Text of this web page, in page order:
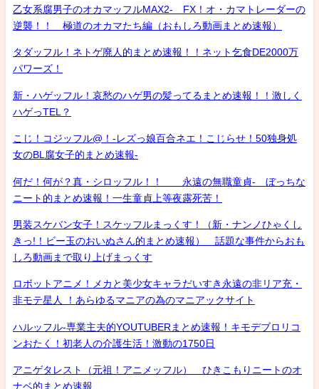
乙女系腐男子のオカマッフルMAX2- FX！オ・カマトレーダーの
逆襲！！ 極道のオカマたち編（おもしろ動画まとめ速報）
タダッフル！ネトゲ廃人的まとめ速報！！ネット乞食DE2000万
パワーズ！
新・ハゲッフル！哀愁のハゲ男の髪ってるまとめ速報！！激しく
ハゲっTEL？
こじ！コジッフル@！-レズっ娘百合ネエ！こじらせ！50独身処
女のBL腐女子的まとめ速報-
何だ！何が？真・シロッフル！！ 永遠の無職童貞- ぼっちな
ニート的まとめ速報！一生童貞上等夜露死苦！
男装スケバン女子！スケッフルまっくす！（新・ナンノひゃくし
きっ!！ビー玉のおいぬさん的まとめ速報） 話題な事件からおも
しろ動画まで取り上げまっくす
ロボットアニメ！メカと美少女キャラだいすき永遠の非リア充・
非モテ星人 ！あらゆるマニアの為のマニアックサイト
ハルッフル-専業主夫的YOUTUBERまとめ速報！キモデブロリコ
ンおたく！初老人の介護生活！激動の1750日
アニゲタレスト（元祖！アニメッフル） ひきこもりニートのオ
ナベ的まとめ速報